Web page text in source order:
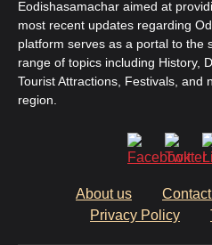
Eodishasamachar aimed at
most recent updates regarding
platform serves as a portal to the
range of topics including History,
Tourist Attractions, Festivals, and
region.
About us
Privacy Policy